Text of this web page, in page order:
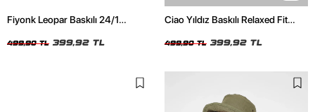
Fiyonk Leopar Baskılı 24/1
Tshirt
499,90 TL 399,92 TL
Ciao Yıldız Baskılı Relaxed Fit
499,90 TL 399,92 TL